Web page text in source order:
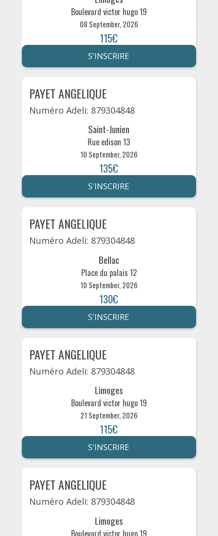
Boulevard victor hugo 19
08 September, 2026
115€
S'INSCRIRE
PAYET ANGELIQUE
Numéro Adeli: 879304848
Saint-Junien
Rue edison 13
10 September, 2026
135€
S'INSCRIRE
PAYET ANGELIQUE
Numéro Adeli: 879304848
Bellac
Place du palais 12
10 September, 2026
130€
S'INSCRIRE
PAYET ANGELIQUE
Numéro Adeli: 879304848
Limoges
Boulevard victor hugo 19
21 September, 2026
115€
S'INSCRIRE
PAYET ANGELIQUE
Numéro Adeli: 879304848
Limoges
Boulevard victor hugo 19